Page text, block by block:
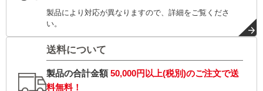
製品により対応が異なりますので、詳細をご覧くださ
い。
送料について
製品の合計金額50,000円以上(税別)のご注文で送
料無料！